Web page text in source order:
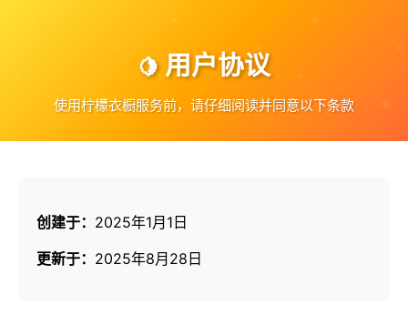
用户协议
使用柠檬衣橱服务前，请仔细阅读并同意以下条款
创建于： 2025年1月1日
更新于： 2025年8月28日